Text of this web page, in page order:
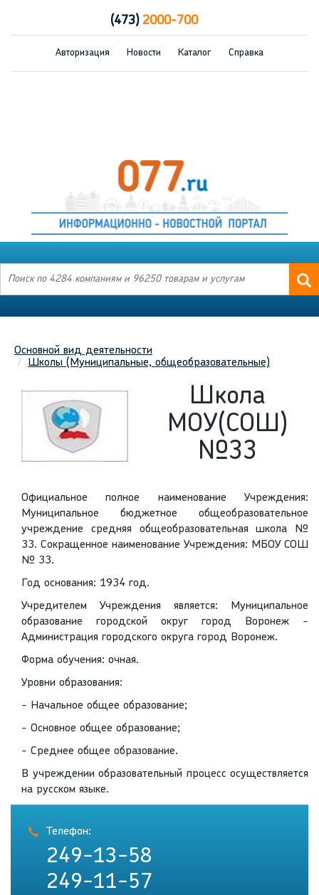
(473)2000-700
Авторизация Новости Каталог Справка
Основной вид деятельности
Школы (Муниципальные, общеобразовательные)
Школа
МОУ(СОШ)
№33
Официальное полное наименование Учреждения:
Муниципальное бюджетное общеобразовательное
учреждение средняя общеобразовательная школа №
33. Сокращенное наименование Учреждения: МБОУ СОШ
№ 33.
Год основания: 1934 год.
Учредителем Учреждения является: Муниципальное
образование городской округ город Воронеж -
Администрация городского округа город Воронеж.
Форма обучения: очная.
Уровни образования:
- Начальное общее образование;
- Основное общее образование;
- Среднее общее образование.
В учреждении образовательный процесс осуществляется
на русском языке.
Телефон:
249-13-58
249-11-57